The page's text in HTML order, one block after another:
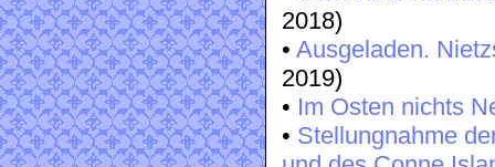
2018)
• Ausgeladen.
2019)
• Im Osten nichts
• Stellungnahme